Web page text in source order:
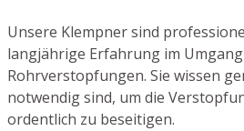
Unsere Klempner sind
langjährige Erfahrung im
Rohrverstopfungen. Sie wissen
notwendig sind, um die
ordentlich zu beseitigen.